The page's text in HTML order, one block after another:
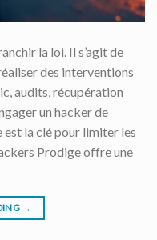
la loi. Il s’agit de
des interventions
audits, récupération
un hacker de
la clé pour limiter les
Prodige offre une
→